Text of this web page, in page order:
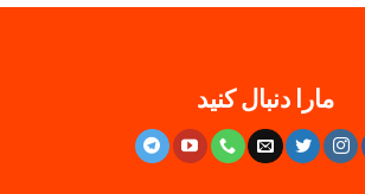
مارا دنبال کنید